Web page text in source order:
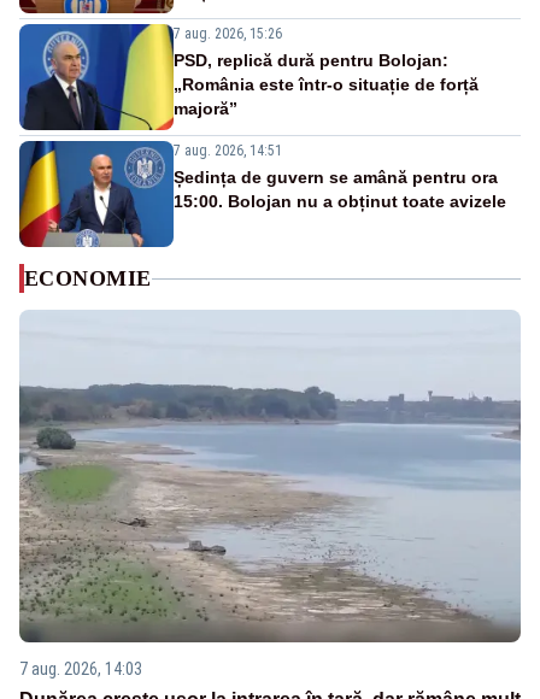
7 aug. 2026, 15:26
PSD, replică dură pentru Bolojan:
„România este într-o situație de forță
majoră”
7 aug. 2026, 14:51
Ședința de guvern se amână pentru ora
15:00. Bolojan nu a obținut toate avizele
ECONOMIE
7 aug. 2026, 14:03